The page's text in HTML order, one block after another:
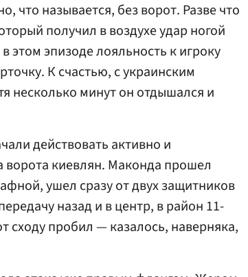
что называется, без ворот. Разве что
получил в воздухе удар ногой
этом эпизоде лояльность к игроку
К счастью, с украинским
несколько минут он отдышался и
действовать активно и
ворота киевлян. Маконда прошел
ушел сразу от двух защитников
назад и в центр, в район 11-
сходу пробил — казалось, наверняка,